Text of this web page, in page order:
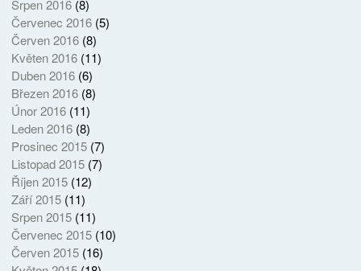
Srpen 2016(8)
Červenec 2016(5)
Červen 2016(8)
Květen 2016(11)
Duben 2016(6)
Březen 2016(8)
Únor 2016(11)
Leden 2016(8)
Prosinec 2015(7)
Listopad 2015(7)
Říjen 2015(12)
Září 2015(11)
Srpen 2015(11)
Červenec 2015(10)
Červen 2015(16)